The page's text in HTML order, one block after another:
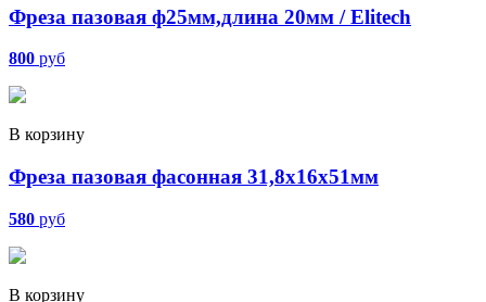
Фреза пазовая ф25мм,длина 20мм / Elitech
800 руб
В корзину
Фреза пазовая фасонная 31,8х16х51мм
580 руб
В корзину